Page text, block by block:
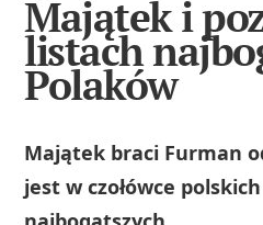
Majątek i
listach
Polaków
Majątek braci Furman
jest w czołówce